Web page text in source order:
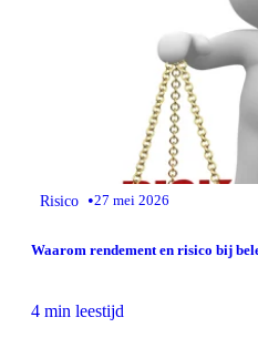
Risico •27 mei 2026
Waarom rendement en risico bij
4 min leestijd